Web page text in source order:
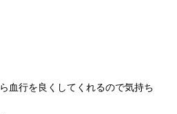
血行を良くしてくれるので気持ち